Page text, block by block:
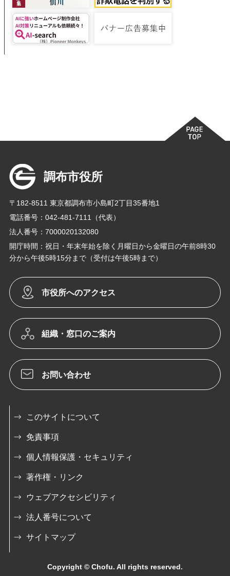
調布市役所
〒182-8511 東京都調布市小島町2丁目35番地1
電話番号：042-481-7111（代表）
法人番号：7000020132080
開庁時間：祝日・年末年始を除く月曜日から金曜日の午前8時30
分から午後5時15分まで（受付は午後5時まで）
市役所へのアクセス
組織・窓口のご案内
お問い合わせ
このサイトについて
免責事項
個人情報保護・セキュリティ
著作権・リンク
ウェブアクセシビリティ
法人番号について
サイトマップ
Copyright © Chofu. All rights reserved.